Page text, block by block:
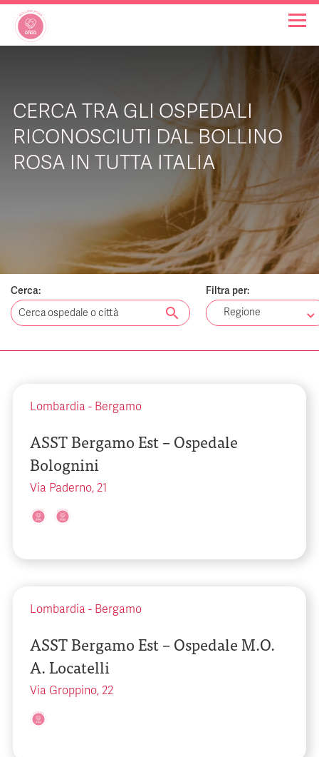
INIZIATIVE
NOTIZIE
CHI SIAMO
CERCA TRA GLI OSPEDALI
RICONOSCIUTI DAL BOLLINO
ROSA IN TUTTA ITALIA
Cerca:
search
Filtra per:
Regione
Lombardia - Bergamo
ASST Bergamo Est – Ospedale
Bolognini
Via Paderno, 21
Lombardia - Bergamo
ASST Bergamo Est – Ospedale M.O.
A. Locatelli
Via Groppino, 22